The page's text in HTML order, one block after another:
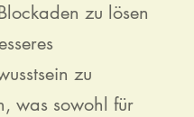
zu lösen
zu
was sowohl für